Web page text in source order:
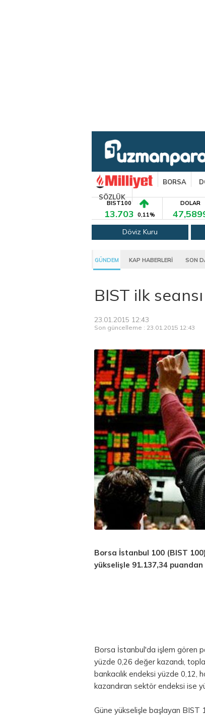
BORSA
SÖZLÜK
BIST100
13.703 0,11%
DOLAR
Döviz Kuru
GÜNDEM KAP HABERLERİ SON
BIST ilk
23.01.2015 12:43
Son güncelleme : 23.01.2015 12:43
Borsa İstanbul 100 (BIST
yükselişle 91.137,34
Borsa İstanbul'da işlem gören
yüzde 0,26 değer kazandı,
bankacılık endeksi yüzde 0,12,
kazandıran sektör endeksi ise
Güne yükselişle başlayan BIST